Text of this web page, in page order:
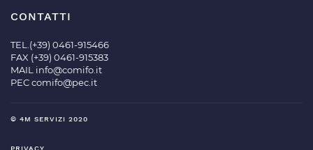
CONTATTI
TEL.(+39) 0461-915466
FAX (+39) 0461-915383
MAIL info@comifo.it
PECcomifo@pec.it
© 4M SERVIZI 2020
PRIVACY